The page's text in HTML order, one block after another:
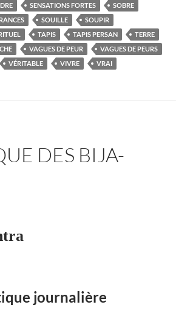
SENSATIONS FORTES
SOBRE
SOUILLE
SOUPIR
TAPIS TAPIS PERSAN
TERRE
VAGUES DE PEUR
VAGUES DE PEURS
VÉRITABLE VIVRE VRAI
DES BIJA-
journalière